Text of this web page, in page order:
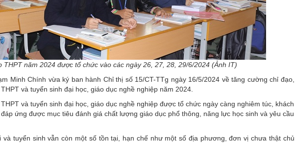
THPT năm 2024 được tổ chức vào các ngày 26, 27, 28, 29/6/2024 (Ảnh IT)
Minh Chính vừa ký ban hành Chỉ thị số 15/CT-TTg ngày 16/5/2024 về tăng cường chỉ đạo,
và tuyển sinh đại học, giáo dục nghề nghiệp năm 2024.
và tuyển sinh đại học, giáo dục nghề nghiệp được tổ chức ngày càng nghiêm túc, khách
ứng được mục tiêu đánh giá chất lượng giáo dục phổ thông, năng lực học sinh và yêu cầu
và tuyển sinh vẫn còn một số tồn tại, hạn chế như một số địa phương, đơn vị chưa thật chủ